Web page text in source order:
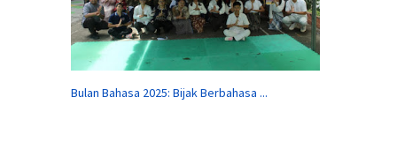
Bulan Bahasa 2025: Bijak Berbahasa ...